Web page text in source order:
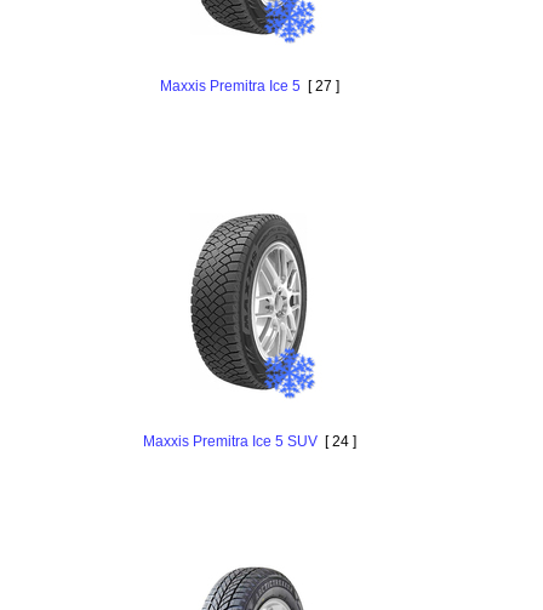
Maxxis Premitra Ice 5 [ 27 ]
Maxxis Premitra Ice 5 SUV [ 24 ]